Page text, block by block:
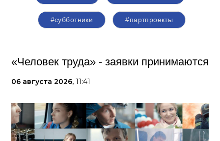
#субботники #партпроекты
«Человек труда» - заявки принимаются
06 августа 2026, 11:41